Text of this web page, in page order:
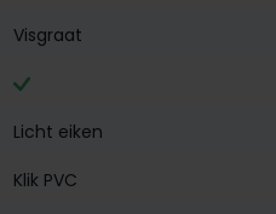
Visgraat
Licht eiken
Klik PVC